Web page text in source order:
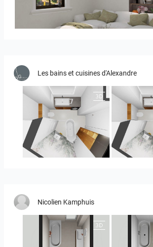
RAMIZAH_LIVING ROOM
Les bains et cuisines d'Alexandre
MOULIN MOULIN 2
Nicolien Kamphuis